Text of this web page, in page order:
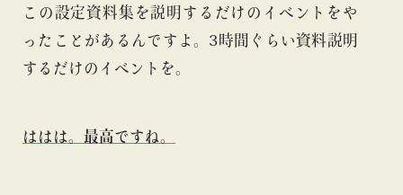
この設定資料集を説明するだけのイベントをや
ったことがあるんですよ。3時間ぐらい資料説明
するだけのイベントを。
ははは。最高ですね。